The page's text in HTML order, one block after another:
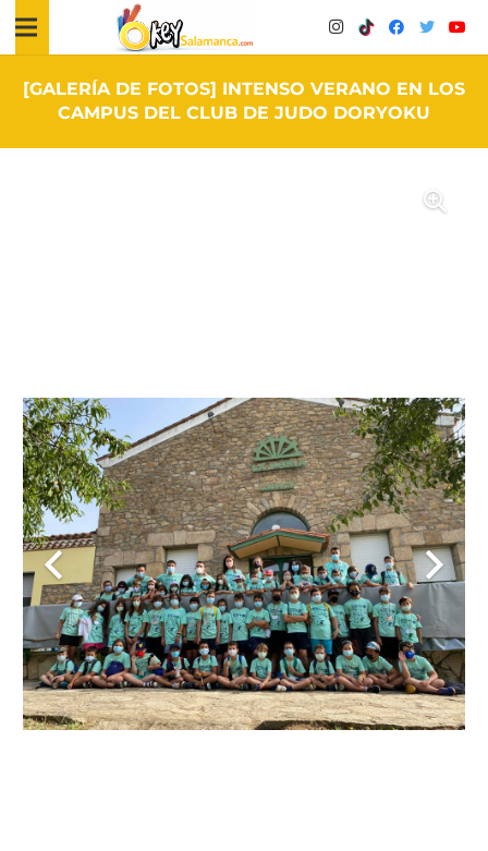
[GALERÍA DE FOTOS] INTENSO VERANO EN LOS
CAMPUS DEL CLUB DE JUDO DORYOKU